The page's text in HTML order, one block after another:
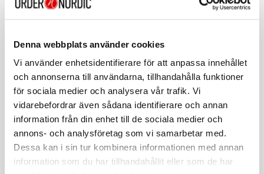
Denna webbplats använder cookies
Vi använder enhetsidentifierare för att anpassa innehållet
och annonserna till användarna, tillhandahålla funktioner
för sociala medier och analysera vår trafik. Vi
vidarebefordrar även sådana identifierare och annan
information från din enhet till de sociala medier och
annons- och analysföretag som vi samarbetar med.
Dessa kan i sin tur kombinera informationen med annan
information som du har tillhandahållit eller som de har
Article no:
A12715
HC5630/15
RSP: 679,00 kr
Show all products of Philips
Specification
Description